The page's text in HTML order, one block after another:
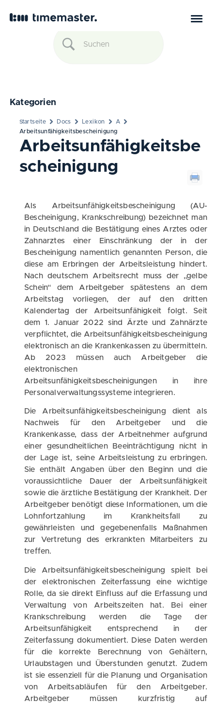
Kategorien
Startseite Docs Lexikon
A
Arbeitsunfähigkeitsbescheinigung
Arbeitsunfähigkeitsbe
scheinigung
Als Arbeitsunfähigkeitsbescheinigung (AU-
Bescheinigung, Krankschreibung) bezeichnet man
in Deutschland die Bestätigung eines Arztes oder
Zahnarztes einer Einschränkung der in der
Bescheinigung namentlich genannten Person, die
diese am Erbringen der Arbeitsleistung hindert.
Nach deutschem Arbeitsrecht muss der „gelbe
Schein“ dem Arbeitgeber spätestens an dem
Arbeitstag vorliegen, der auf den dritten
Kalendertag der Arbeitsunfähigkeit folgt. Seit
dem 1. Januar 2022 sind Ärzte und Zahnärzte
verpflichtet, die Arbeitsunfähigkeitsbescheinigung
elektronisch an die Krankenkassen zu übermitteln.
Ab 2023 müssen auch Arbeitgeber die
elektronischen
Arbeitsunfähigkeitsbescheinigungen in ihre
Personalverwaltungssysteme integrieren.
Die Arbeitsunfähigkeitsbescheinigung dient als
Nachweis für den Arbeitgeber und die
Krankenkasse, dass der Arbeitnehmer aufgrund
einer gesundheitlichen Beeinträchtigung nicht in
der Lage ist, seine Arbeitsleistung zu erbringen.
Sie enthält Angaben über den Beginn und die
voraussichtliche Dauer der Arbeitsunfähigkeit
sowie die ärztliche Bestätigung der Krankheit. Der
Arbeitgeber benötigt diese Informationen, um die
Lohnfortzahlung im Krankheitsfall zu
gewährleisten und gegebenenfalls Maßnahmen
zur Vertretung des erkrankten Mitarbeiters zu
treffen.
Die Arbeitsunfähigkeitsbescheinigung spielt bei
der elektronischen Zeiterfassung eine wichtige
Rolle, da sie direkt Einfluss auf die Erfassung und
Verwaltung von Arbeitszeiten hat. Bei einer
Krankschreibung werden die Tage der
Arbeitsunfähigkeit entsprechend in der
Zeiterfassung dokumentiert. Diese Daten werden
für die korrekte Berechnung von Gehältern,
Urlaubstagen und Überstunden genutzt. Zudem
ist sie essenziell für die Planung und Organisation
von Arbeitsabläufen für den Arbeitgeber.
Arbeitgeber müssen kurzfristig auf